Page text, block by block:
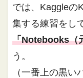
では、Kaggleの
集する練習をし
「Notebooks（
う。
（一番上の黒